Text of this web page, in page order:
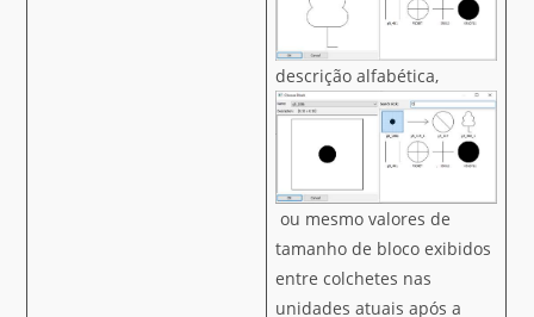
descrição alfabética,
ou mesmo valores de
tamanho de bloco exibidos
entre colchetes nas
unidades atuais após a